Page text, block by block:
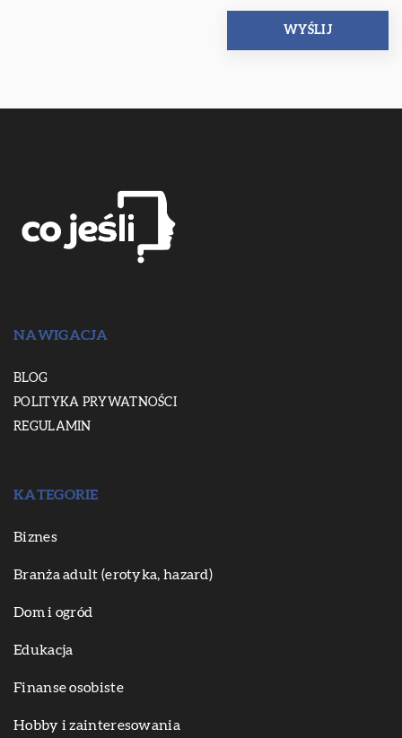
NAWIGACJA
BLOG
POLITYKA PRYWATNOŚCI
REGULAMIN
KATEGORIE
Biznes
Branża adult (erotyka, hazard)
Dom i ogród
Edukacja
Finanse osobiste
Hobby i zainteresowania